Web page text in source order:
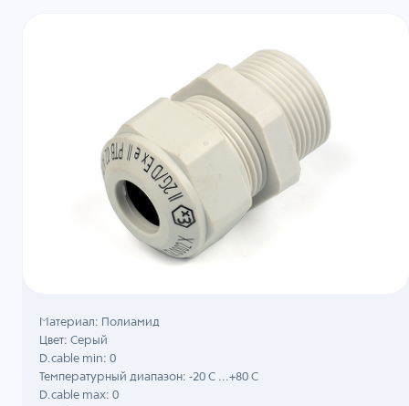
Материал: Полиамид
Цвет: Серый
D.cable min: 0
Температурный диапазон: -20 C ...+80 C
D.cable max: 0